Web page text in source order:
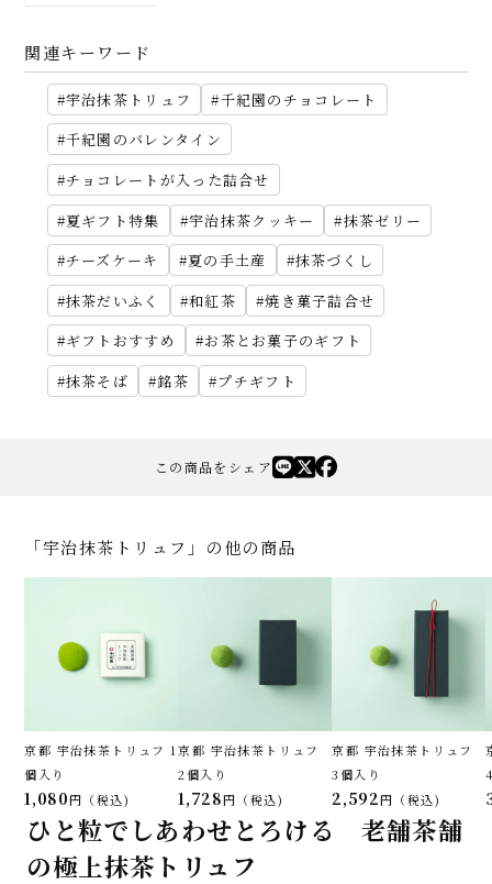
関連キーワード
宇治抹茶トリュフ
千紀園のチョコレート
千紀園のバレンタイン
チョコレートが入った詰合せ
夏ギフト特集
宇治抹茶クッキー
抹茶ゼリー
チーズケーキ
夏の手土産
抹茶づくし
抹茶だいふく
和紅茶
焼き菓子詰合せ
ギフトおすすめ
お茶とお菓子のギフト
抹茶そば
銘茶 プチギフト
この商品をシェア
「宇治抹茶トリュフ」の他の商品
京都 宇治抹茶トリュフ 1
個入り
1,080 税込
京都 宇治抹茶トリュフ
2個入り
1,728 税込
京都 宇治抹茶トリュフ
3個入り
2,592 税込
ひと粒でしあわせとろける 老舗茶舗
の極上抹茶トリュフ